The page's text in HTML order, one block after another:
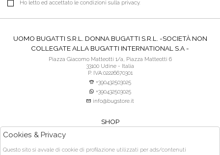
Ho letto ed accettato le condizioni sulla privacy.
UOMO BUGATTI S.R.L. DONNA BUGATTI S.R.L. -SOCIETÀ NON
COLLEGATE ALLA BUGATTI INTERNATIONAL S.A -
Piazza Giacomo Matteotti 1/a, Piazza Matteotti 6
33100 Udine - Italia
P. IVA:02226670301
+390432503025
+390432503025
info@bugstore.it
SHOP
ACQUISTO SICURO
Cookies & Privacy
Questo sito si avvale di cookie di profilazione utilizzati per ads/contenuti